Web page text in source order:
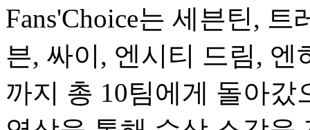
Fans'Choice는 세븐틴,
븐, 싸이, 엔시티 드림,
까지 총 10팀에게 돌아